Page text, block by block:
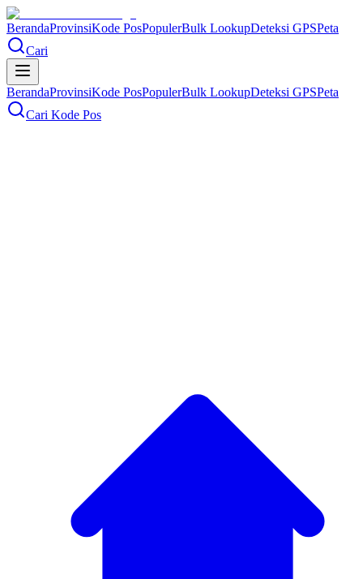
BerandaProvinsiKode PosPopulerBulk LookupDeteksi GPSPeta
Cari
BerandaProvinsiKode PosPopulerBulk LookupDeteksi GPSPeta
Cari Kode Pos